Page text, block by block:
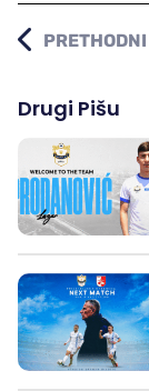
PRETHODNI
Drugi Pišu